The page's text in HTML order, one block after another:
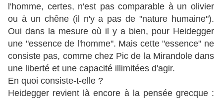
l'homme, certes, n'est pas comparable à un olivier
ou à un chêne (il n'y a pas de "nature humaine").
Oui dans la mesure où il y a bien, pour Heidegger
une "essence de l'homme". Mais cette "essence" ne
consiste pas, comme chez Pic de la Mirandole dans
une liberté et une capacité illimitées d'agir.
En quoi consiste-t-elle ?
Heidegger revient là encore à la pensée grecque :